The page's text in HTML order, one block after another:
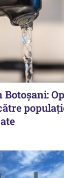
Botoșani: